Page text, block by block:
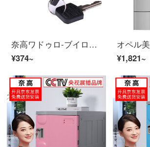
奈高ワドゥロ-ブイロックチェイストロック鉄の皮の箱の鍵のペアをロックします。
¥374~
¥1,821~